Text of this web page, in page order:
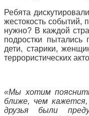
Ребята
жестокость событий,
нужно? В каждой
подростки
дети, старики,
террористических
«Мы хотим
ближе, чем
друзья были